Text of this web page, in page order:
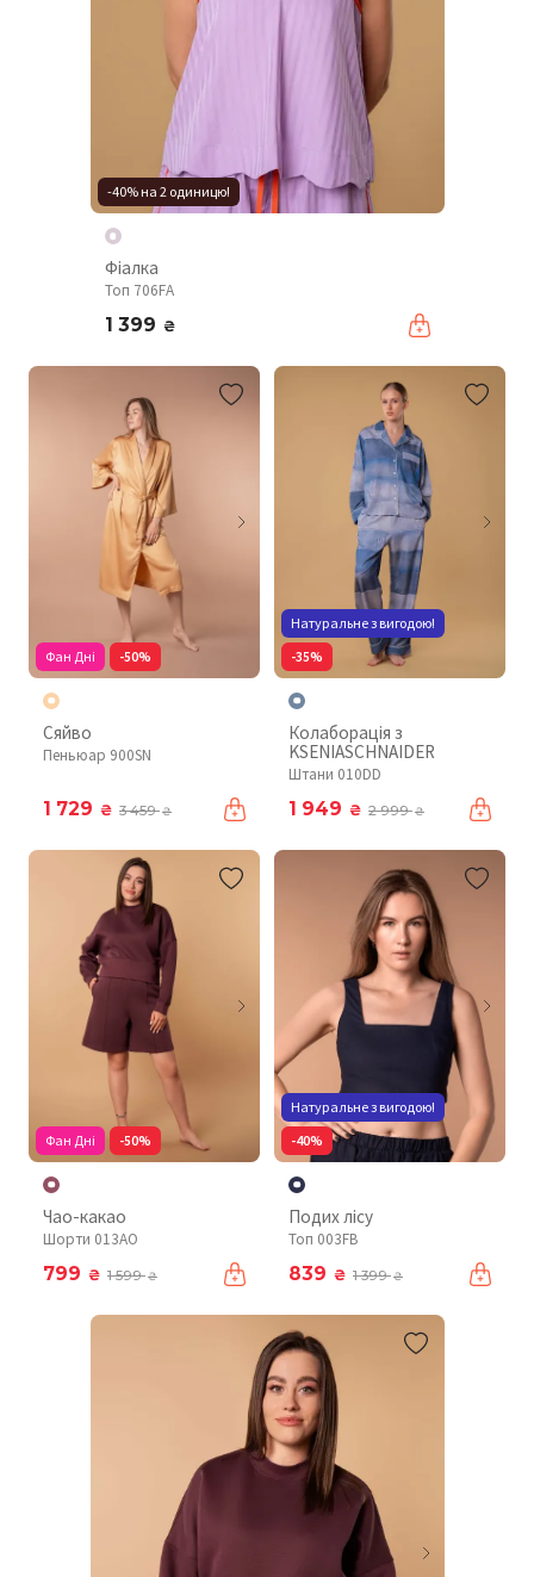
-40% на 2 одиницю!
Фіалка
Топ 706FA
1 399 ₴
Фан Дні -50%
Сяйво
Пеньюар 900SN
1 729 ₴ 3 459₴
Натуральне з вигодою!
-35%
Колаборація з
KSENIASCHNAIDER
Штани 010DD
1 949 ₴ 2 999₴
Фан Дні -50%
Чао-какао
Шорти 013AO
799 ₴ 1 599₴
Натуральне з вигодою!
-40%
Подих лісу
Топ 003FB
839 ₴ 1 399₴